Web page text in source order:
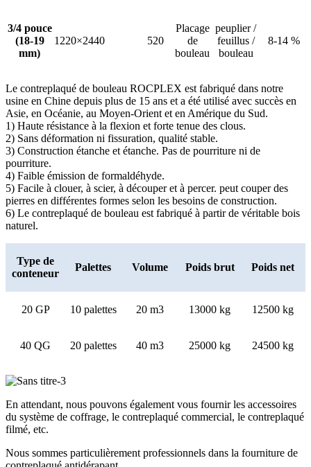
3/4 pouce
(18-19
mm)
1220×2440 520
Placage
de
bouleau
peuplier /
feuillus /
bouleau
8-14 %
Le contreplaqué de bouleau ROCPLEX est fabriqué dans notre
usine en Chine depuis plus de 15 ans et a été utilisé avec succès en
Asie, en Océanie, au Moyen-Orient et en Amérique du Sud.
1) Haute résistance à la flexion et forte tenue des clous.
2) Sans déformation ni fissuration, qualité stable.
3) Construction étanche et étanche. Pas de pourriture ni de
pourriture.
4) Faible émission de formaldéhyde.
5) Facile à clouer, à scier, à découper et à percer. peut couper des
pierres en différentes formes selon les besoins de construction.
6) Le contreplaqué de bouleau est fabriqué à partir de véritable bois
naturel.
Type de
conteneur
Palettes Volume Poids brut Poids net
20 GP 10 palettes 20 m3 13000 kg 12500 kg
40 QG 20 palettes 40 m3 25000 kg 24500 kg
En attendant, nous pouvons également vous fournir les accessoires
du système de coffrage, le contreplaqué commercial, le contreplaqué
filmé, etc.
Nous sommes particulièrement professionnels dans la fourniture de